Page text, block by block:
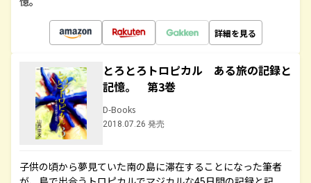
詳細を見る
とろとろトロピカル ある旅の記録と
記憶。 第3巻
D-Books
2018.07.26 発売
子供の頃から夢見ていた南の島に滞在することになった筆者